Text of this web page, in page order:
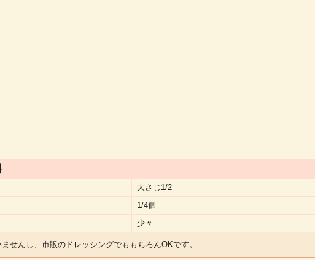
大さじ1/2
1/4個
少々
せんし、市販のドレッシングでももちろんOKです。